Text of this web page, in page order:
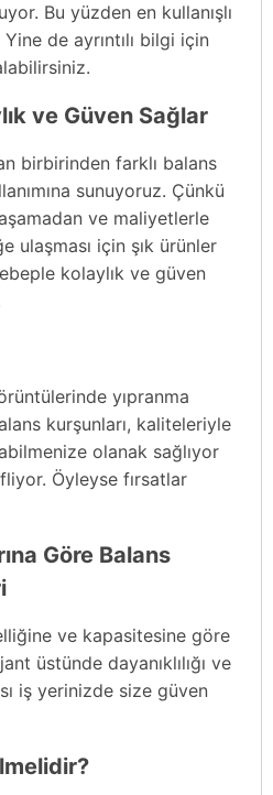
Bu yüzden en kullanışlı
de ayrıntılı bilgi için
ve Güven Sağlar
birbirinden farklı balans
sunuyoruz. Çünkü
ve maliyetlerle
ulaşması için şık ürünler
kolaylık ve güven
yıpranma
kurşunları, kaliteleriyle
olanak sağlıyor
Öyleyse fırsatlar
Göre Balans
ve kapasitesine göre
üstünde dayanıklılığı ve
iş yerinizde size güven